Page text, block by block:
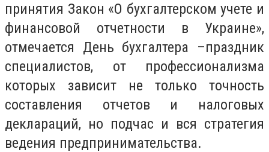
принятия Закон «О бухгалтерском учете и
финансовой отчетности в Украине»,
отмечается День бухгалтера –праздник
специалистов, от профессионализма
которых зависит не только точность
составления отчетов и налоговых
деклараций, но подчас и вся стратегия
ведения предпринимательства.